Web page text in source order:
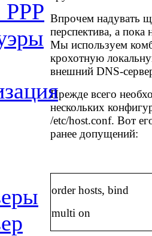
Впрочем надувать
перспектива, а пока
Мы используем
крохотную
внешний DNS-
Прежде всего
нескольких
/etc/host.conf. Вот
ранее допущений:
order hosts, bind
multi on